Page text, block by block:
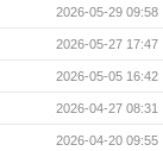
2026-05-29 09:58
2026-05-27 17:47
2026-05-05 16:42
2026-04-27 08:31
2026-04-20 09:55